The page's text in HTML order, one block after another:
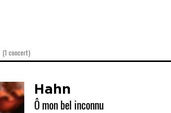
(1 concert)
Hahn
Ô mon bel inconnu